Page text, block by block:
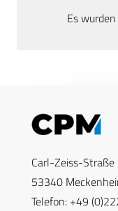
Es
Carl-Zeiss-Straße
53340
Telefon: +49